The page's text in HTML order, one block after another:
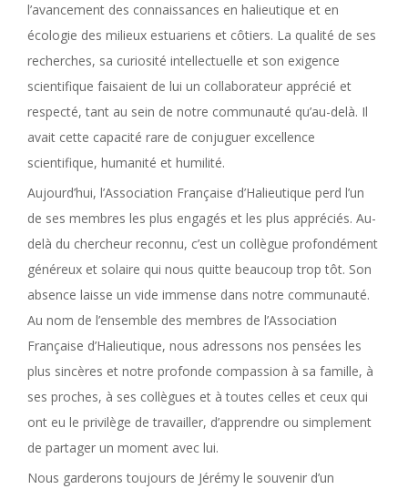
l’avancement des connaissances en halieutique et en
écologie des milieux estuariens et côtiers. La qualité de ses
recherches, sa curiosité intellectuelle et son exigence
scientifique faisaient de lui un collaborateur apprécié et
respecté, tant au sein de notre communauté qu’au-delà. Il
avait cette capacité rare de conjuguer excellence
scientifique, humanité et humilité.
Aujourd’hui, l’Association Française d’Halieutique perd l’un
de ses membres les plus engagés et les plus appréciés. Au-
delà du chercheur reconnu, c’est un collègue profondément
généreux et solaire qui nous quitte beaucoup trop tôt. Son
absence laisse un vide immense dans notre communauté.
Au nom de l’ensemble des membres de l’Association
Française d’Halieutique, nous adressons nos pensées les
plus sincères et notre profonde compassion à sa famille, à
ses proches, à ses collègues et à toutes celles et ceux qui
ont eu le privilège de travailler, d’apprendre ou simplement
de partager un moment avec lui.
Nous garderons toujours de Jérémy le souvenir d’un